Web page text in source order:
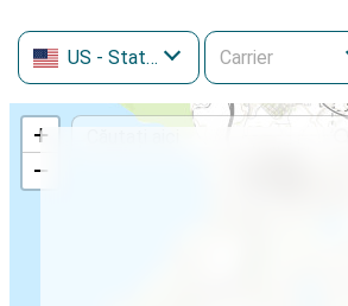
US - Statele Unite ale Americii
+
−